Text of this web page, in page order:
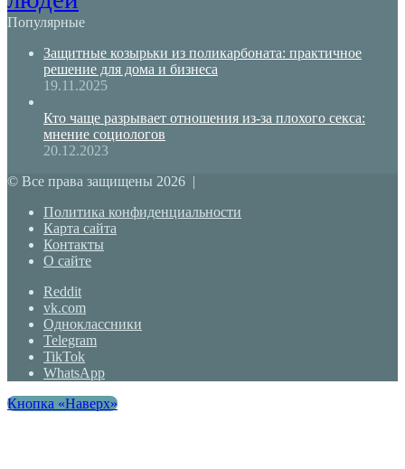
Популярные
Защитные козырьки из поликарбоната: практичное
решение для дома и бизнеса
19.11.2025
Кто чаще разрывает отношения из-за плохого секса:
мнение социологов
20.12.2023
© Все права защищены 2026 |
Политика конфиденциальности
Карта сайта
Контакты
О сайте
Reddit
vk.com
Одноклассники
Telegram
TikTok
WhatsApp
Кнопка «Наверх»